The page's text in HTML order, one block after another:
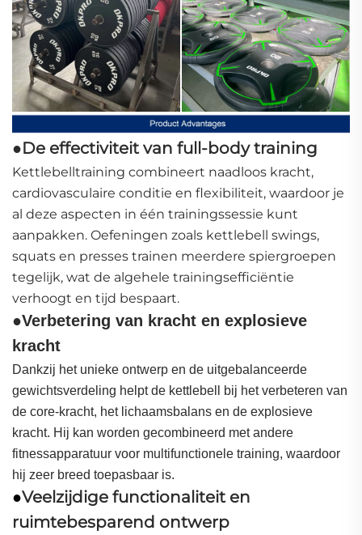
●De effectiviteit van full-body training
Kettlebelltraining combineert naadloos kracht,
cardiovasculaire conditie en flexibiliteit, waardoor je
al deze aspecten in één trainingssessie kunt
aanpakken. Oefeningen zoals kettlebell swings,
squats en presses trainen meerdere spiergroepen
tegelijk, wat de algehele trainingsefficiëntie
verhoogt en tijd bespaart.
●Verbetering van kracht en explosieve
kracht
Dankzij het unieke ontwerp en de uitgebalanceerde
gewichtsverdeling helpt de kettlebell bij het verbeteren van
de core-kracht, het lichaamsbalans en de explosieve
kracht. Hij kan worden gecombineerd met andere
fitnessapparatuur voor multifunctionele training, waardoor
hij zeer breed toepasbaar is.
●Veelzijdige functionaliteit en
ruimtebesparend ontwerp